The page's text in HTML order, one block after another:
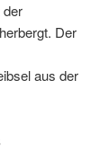
der
Der
aus der